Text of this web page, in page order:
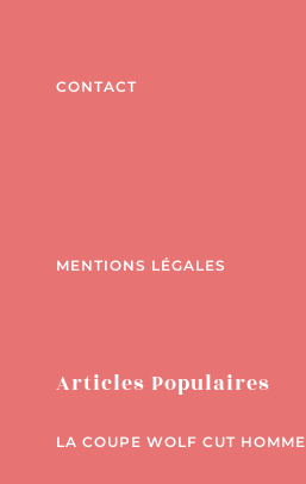
CONTACT
MENTIONS LÉGALES
Articles Populaires
LA COUPE WOLF CUT HOMME